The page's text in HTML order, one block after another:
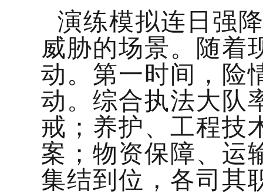
演练模拟连日强
威胁的场景。随着
动。第一时间，险
动。综合执法大队
戒；养护、工程技
案；物资保障、运
集结到位，各司其